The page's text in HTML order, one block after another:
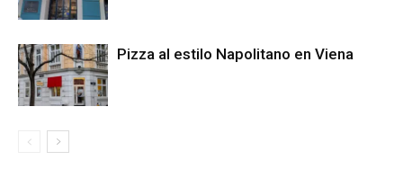
Pizza al estilo Napolitano en Viena